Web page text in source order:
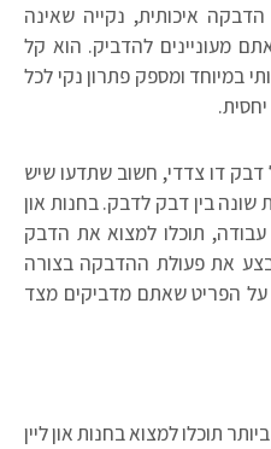
איכותית, נקייה שאינה
מעוניינים להדביק. הוא קל
במיוחד ומספק פתרון נקי לכל
דו צדדי, חשוב שתדעו שיש
שונה בין דבק לדבק. בחנות און
עבודה, תוכלו למצוא את הדבק
את פעולת ההדבקה בצורה
על הפריט שאתם מדביקים מצד
תוכלו למצוא בחנות און ליין